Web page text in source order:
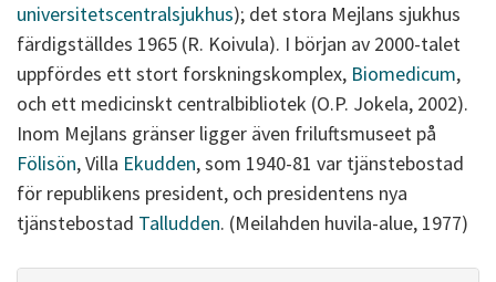
universitetscentralsjukhus); det stora Mejlans sjukhus
färdigställdes 1965 (R. Koivula). I början av 2000-talet
uppfördes ett stort forskningskomplex, Biomedicum,
och ett medicinskt centralbibliotek (O.P. Jokela, 2002).
Inom Mejlans gränser ligger även friluftsmuseet på
Fölisön, Villa Ekudden, som 1940-81 var tjänstebostad
för republikens president, och presidentens nya
tjänstebostad Talludden. (Meilahden huvila-alue, 1977)